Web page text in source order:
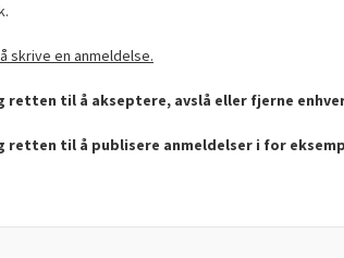
skrive en anmeldelse.
retten til å akseptere, avslå eller fjerne
retten til å publisere anmeldelser i for